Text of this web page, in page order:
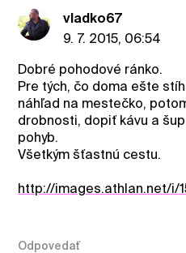
vladko67
9. 7. 2015, 06:54
Dobré pohodové ránko.
Pre tých, čo doma ešte
náhľad na mestečko,
drobnosti, dopiť kávu a
pohyb.
Všetkým šťastnú cestu.
http://images.athlan.net/i/
Odpovedať